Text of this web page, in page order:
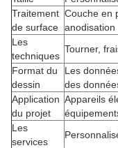
Traitement
de surface
Couche en
anodisation
Les
techniques
Tourner,
Format du
dessin
Les
des
Application
du projet
Appareils
Les
services